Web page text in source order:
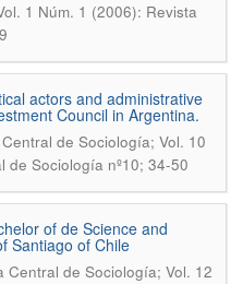
1 Núm. 1 (2006): Revista
actors and administrative
Council in Argentina.
de Sociología; Vol. 10
de Sociología nº10; 34-50
of de Science and
Santiago of Chile
Central de Sociología; Vol. 12